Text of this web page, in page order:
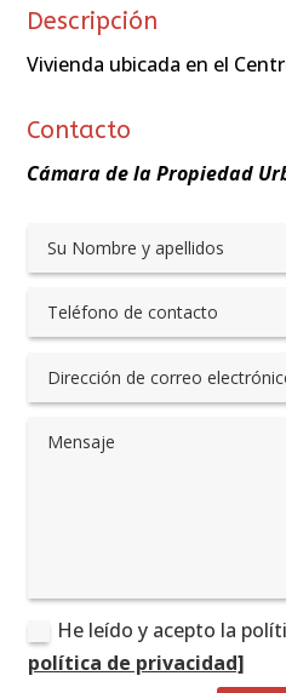
Descripción
Vivienda ubicada en el
Contacto
Cámara de la Propiedad
He leído y acepto la
política de privacidad]